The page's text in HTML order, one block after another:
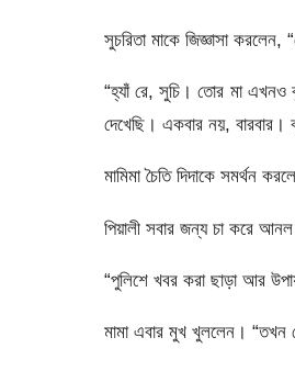
সুচরিতা মাকে জিজ্ঞাসা
“হ্যাঁ রে, সুচি। তোর মা এখনও
দেখেছি। একবার নয়, বারবার।
মামিমা চৈতি দিদাকে সমর্থন
পিয়ালী সবার জন্য চা করে
“পুলিশে খবর করা ছাড়া আর
মামা এবার মুখ খুললেন। “তখন